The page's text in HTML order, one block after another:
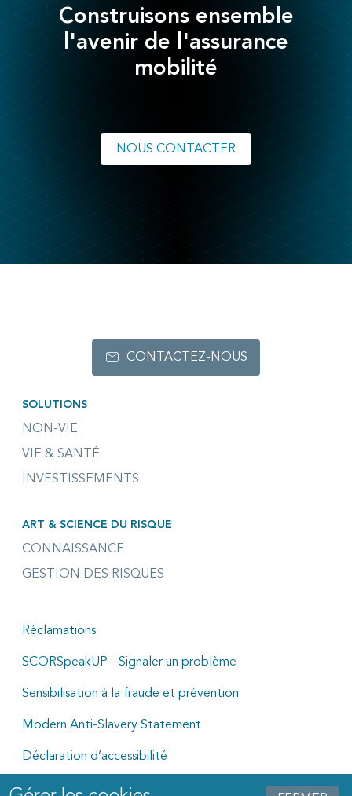
Construisons ensemble
l'avenir de l'assurance
mobilité
NOUS CONTACTER
SOLUTIONS
NON-VIE
VIE & SANTÉ
INVESTISSEMENTS
ART & SCIENCE DU RISQUE
CONNAISSANCE
GESTION DES RISQUES
CONTACTEZ-NOUS
Réclamations
SCORSpeakUP - Signaler un problème
Sensibilisation à la fraude et prévention
Modern Anti-Slavery Statement
Déclaration d’accessibilité